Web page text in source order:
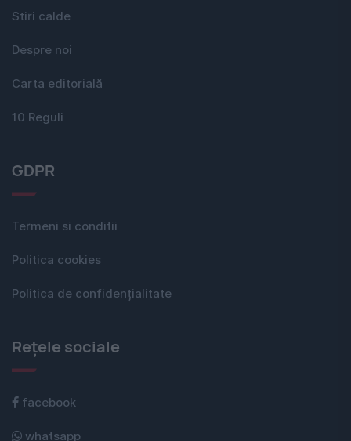
Stiri calde
Despre noi
Carta editorială
10 Reguli
GDPR
Termeni si conditii
Politica cookies
Politica de confidențialitate
Rețele sociale
facebook
whatsapp